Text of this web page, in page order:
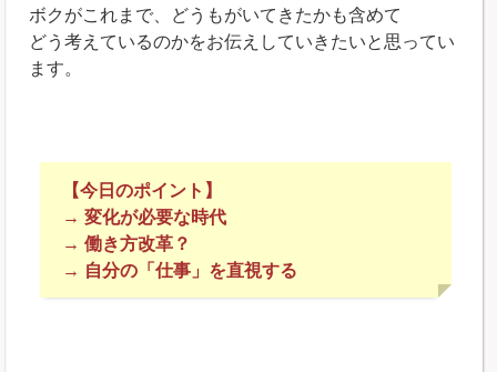
ボクがこれまで、どうもがいてきたかも含めて
どう考えているのかをお伝えしていきたいと思ってい
ます。
【今日のポイント】
→ 変化が必要な時代
→ 働き方改革？
→ 自分の「仕事」を直視する